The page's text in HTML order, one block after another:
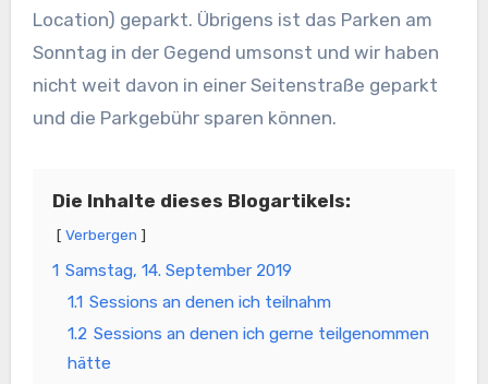
Location) geparkt. Übrigens ist das Parken am
Sonntag in der Gegend umsonst und wir haben
nicht weit davon in einer Seitenstraße geparkt
und die Parkgebühr sparen können.
Die Inhalte dieses Blogartikels:
Verbergen
1 Samstag, 14. September 2019
1.1 Sessions an denen ich teilnahm
1.2 Sessions an denen ich gerne teilgenommen
hätte